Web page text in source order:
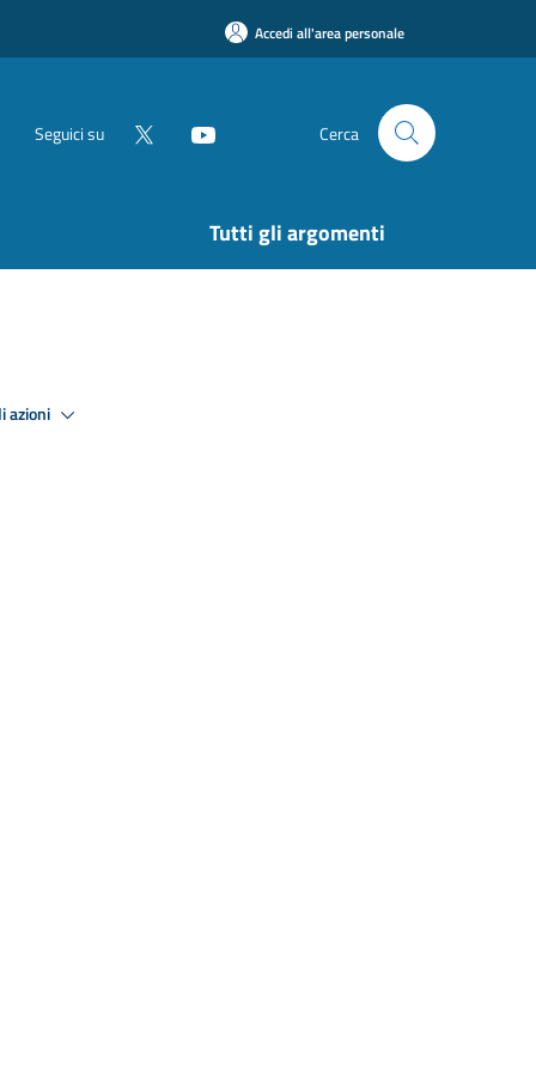
Accedi all'area personale
Seguici su Cerca
Tutti gli argomenti
azioni